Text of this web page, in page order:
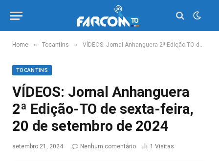
Home » Tocantins » VÍDEOS: Jornal Anhanguera 2ª Edição-TO de sexta-feira, 20 de setembro de 2024
TOCANTINS
VÍDEOS: Jornal Anhanguera
2ª Edição-TO de sexta-feira,
20 de setembro de 2024
setembro 21, 2024 Nenhum comentário 1 Visitas